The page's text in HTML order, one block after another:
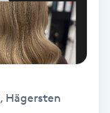
, Hägersten